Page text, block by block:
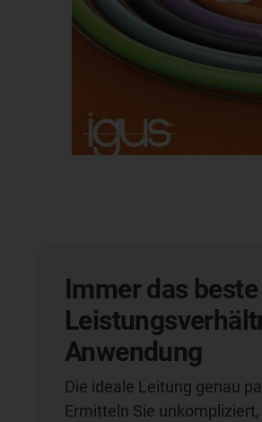
Immer das
Anwendung
Die ideale Leitung genau
Ermitteln Sie